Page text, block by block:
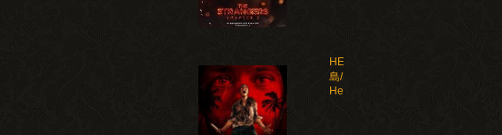
HELP 復讐
島/Send
Help(2026)